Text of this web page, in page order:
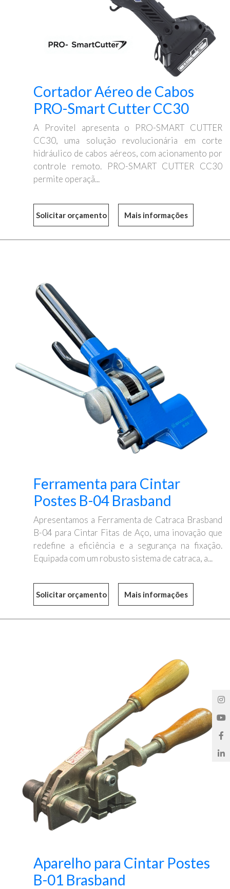
Cortador Aéreo de Cabos
PRO-Smart Cutter CC30
A Provitel apresenta o PRO-SMART CUTTER
CC30, uma solução revolucionária em corte
hidráulico de cabos aéreos, com acionamento por
controle remoto. PRO-SMART CUTTER CC30
permite operaçã...
Mais informações
Ferramenta para Cintar
Postes B-04 Brasband
Apresentamos a Ferramenta de Catraca Brasband
B-04 para Cintar Fitas de Aço, uma inovação que
redefine a eficiência e a segurança na fixação.
Equipada com um robusto sistema de catraca, a...
Mais informações
Aparelho para Cintar Postes
B-01 Brasband